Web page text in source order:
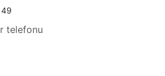
49
telefonu